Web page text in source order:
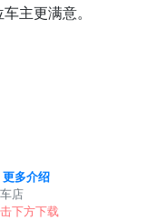
主更满意。
更多介绍
店
下方下载